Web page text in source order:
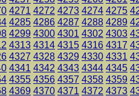
4271 4272 4273 4274 4275
4285 4286 4287 4288 4289
4299 4300 4301 4302 4303
4313 4314 4315 4316 4317
4327 4328 4329 4330 4331
4341 4342 4343 4344 4345
4355 4356 4357 4358 4359
4369 4370 4371 4372 4373